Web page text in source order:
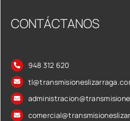
CONTÁCTANOS
948 312 620